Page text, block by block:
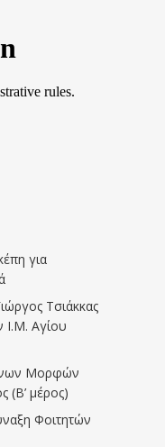
για
Τσιάκκας
Ι.Μ. Αγίου
Μορφών
(Β’ μέρος)
Φοιτητών